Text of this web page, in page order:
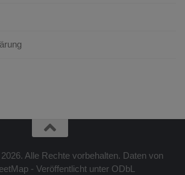
Alle Rechte vorbehalten. Daten von
- Veröffentlicht unter ODbL